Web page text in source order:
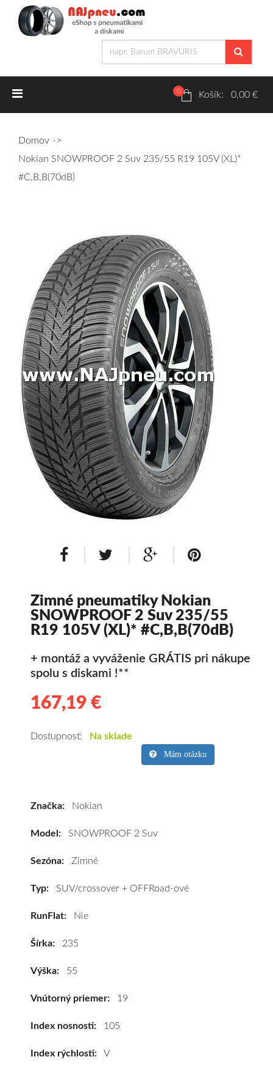
Letné pneumatiky
Dodávkové + malé úžitkové
Osobné/crossover + malé úžitkové
SUV/crossover + OFFRoad-ové
Dodávkové + malé úžitkové
Celoročné pneumatiky
Osobné/crossover + malé úžitkové
SUV/crossover + OFFRoad-ové
Dodávkové + malé úžitkové
Disky
Hliníkové / ALU disky / Elektróny
Plechové
0 Košík: 0,00 €
Domov
Nokian SNOWPROOF 2 Suv 235/55 R19 105V (XL)*
#C,B,B(70dB)
Zimné pneumatiky Nokian
SNOWPROOF 2 Suv 235/55
R19 105V (XL)* #C,B,B(70dB)
+ montáž a vyváženie GRÁTIS pri nákupe
spolu s diskami !**
167,19 €
pneumatiky
SUV/crossover
ové
Suv
cenu
k
Dostupnosť: Na sklade
Mám otázku
Značka: Nokian
Model: SNOWPROOF 2 Suv
Sezóna: Zimné
Typ: SUV/crossover + OFFRoad-ové
RunFlat: Nie
Šírka: 235
Výška: 55
Vnútorný priemer: 19
Index nosnosti: 105
Index rýchlosti: V